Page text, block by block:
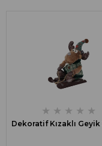
★ ★ ★ ★ ★